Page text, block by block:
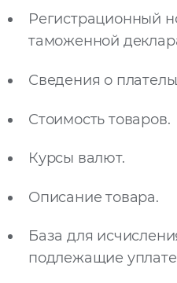
Регистрационный
таможенной
Сведения о
Стоимость товаров.
Курсы валют.
Описание товара.
База для
подлежащие